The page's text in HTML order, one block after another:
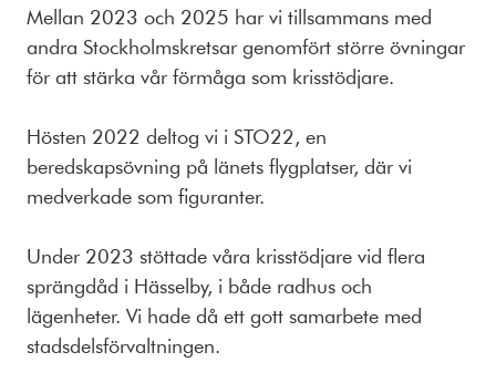
Mellan 2023 och 2025 har vi tillsammans med
andra Stockholmskretsar genomfört större övningar
för att stärka vår förmåga som krisstödjare.
Hösten 2022 deltog vi i STO22, en
beredskapsövning på länets flygplatser, där vi
medverkade som figuranter.
Under 2023 stöttade våra krisstödjare vid flera
sprängdåd i Hässelby, i både radhus och
lägenheter. Vi hade då ett gott samarbete med
stadsdelsförvaltningen.